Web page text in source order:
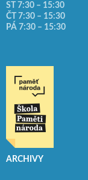
ST 7:30 – 15:30
ČT 7:30 – 15:30
PÁ 7:30 – 15:30
ARCHIVY